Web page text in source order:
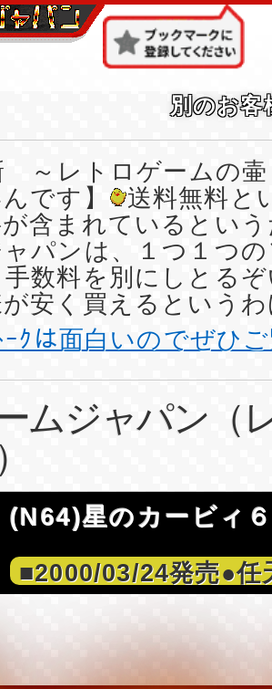
～レトロゲームの壷
です】
送料無料と
含まれているとい
パンは、１つ１つ
数料を別にしとる
安く買えるという
ｸは面白いのでぜひ
ムジャパン（
(N64)星のカービィ
■2000/03/24発売●任
別のお客